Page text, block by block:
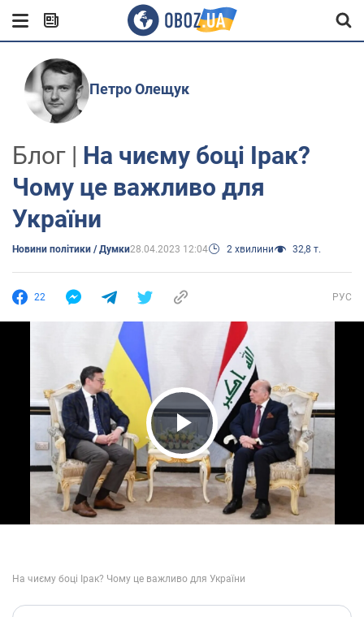
Петро Олещук
Блог | На чиєму боці Ірак?
Чому це важливо для
України
Новини політики / Думки28.04.2023 12:04 2 хвилини 32,8 т.
22 РУС
Play Video